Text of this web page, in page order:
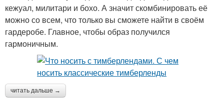
кежуал, милитари и бохо. А значит скомбинировать её
можно со всем, что только вы сможете найти в своём
гардеробе. Главное, чтобы образ получился
гармоничным.
читать дальше →